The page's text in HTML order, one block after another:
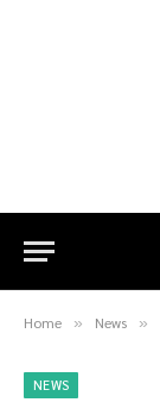
Home » News »
NEWS